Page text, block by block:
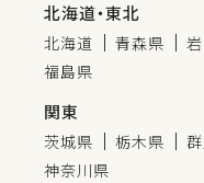
北海道・東北
北海道 青森県
福島県
関東
茨城県 栃木県
神奈川県